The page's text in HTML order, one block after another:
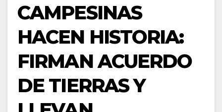
CAMPESINAS
HACEN HISTORIA:
FIRMAN ACUERDO
DE TIERRAS Y